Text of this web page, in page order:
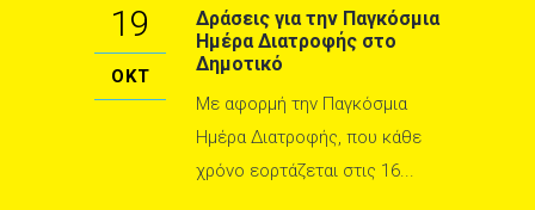
19
ΟΚΤ
Δράσεις για την Παγκόσμια
Ημέρα Διατροφής στο
Δημοτικό
Με αφορμή την Παγκόσμια
Ημέρα Διατροφής, που κάθε
χρόνο εορτάζεται στις 16...